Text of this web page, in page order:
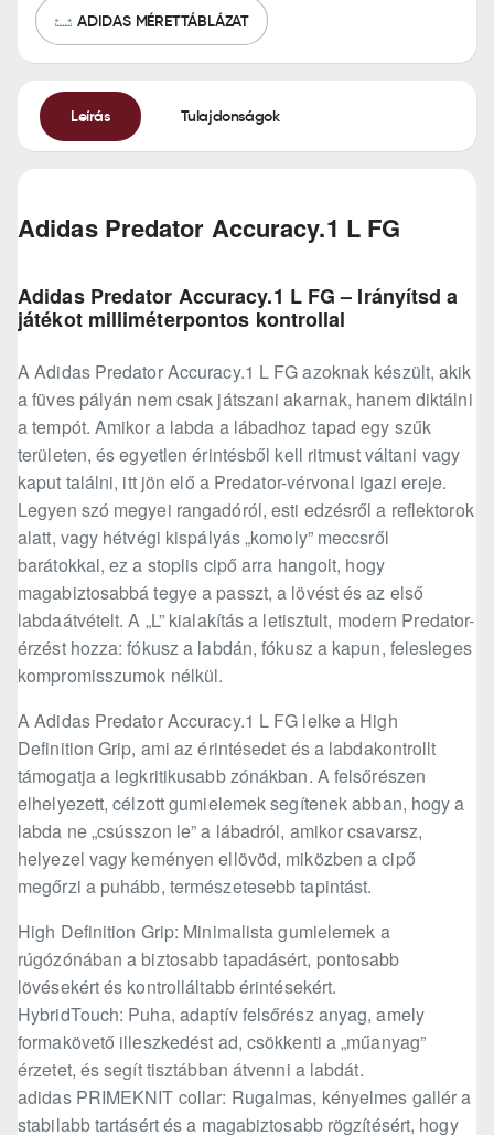
ADIDAS MÉRETTÁBLÁZAT
Leírás Tulajdonságok
Adidas Predator Accuracy.1 L FG
Adidas Predator Accuracy.1 L FG – Irányítsd a
játékot milliméterpontos kontrollal
A Adidas Predator Accuracy.1 L FG azoknak készült, akik
a füves pályán nem csak játszani akarnak, hanem diktálni
a tempót. Amikor a labda a lábadhoz tapad egy szűk
területen, és egyetlen érintésből kell ritmust váltani vagy
kaput találni, itt jön elő a Predator-vérvonal igazi ereje.
Legyen szó megyei rangadóról, esti edzésről a reflektorok
alatt, vagy hétvégi kispályás „komoly” meccsről
barátokkal, ez a stoplis cipő arra hangolt, hogy
magabiztosabbá tegye a passzt, a lövést és az első
labdaátvételt. A „L” kialakítás a letisztult, modern Predator-
érzést hozza: fókusz a labdán, fókusz a kapun, felesleges
kompromisszumok nélkül.
A Adidas Predator Accuracy.1 L FG lelke a High
Definition Grip, ami az érintésedet és a labdakontrollt
támogatja a legkritikusabb zónákban. A felsőrészen
elhelyezett, célzott gumielemek segítenek abban, hogy a
labda ne „csússzon le” a lábadról, amikor csavarsz,
helyezel vagy keményen ellövöd, miközben a cipő
megőrzi a puhább, természetesebb tapintást.
High Definition Grip: Minimalista gumielemek a
rúgózónában a biztosabb tapadásért, pontosabb
lövésekért és kontrolláltabb érintésekért.
HybridTouch: Puha, adaptív felsőrész anyag, amely
formakövető illeszkedést ad, csökkenti a „műanyag”
érzetet, és segít tisztábban átvenni a labdát.
adidas PRIMEKNIT collar: Rugalmas, kényelmes gallér a
stabilabb tartásért és a magabiztosabb rögzítésért, hogy